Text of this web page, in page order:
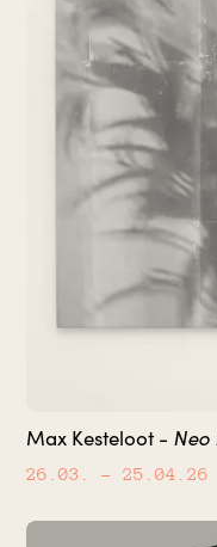
Max Kesteloot - Neo
26.03. – 25.04.26